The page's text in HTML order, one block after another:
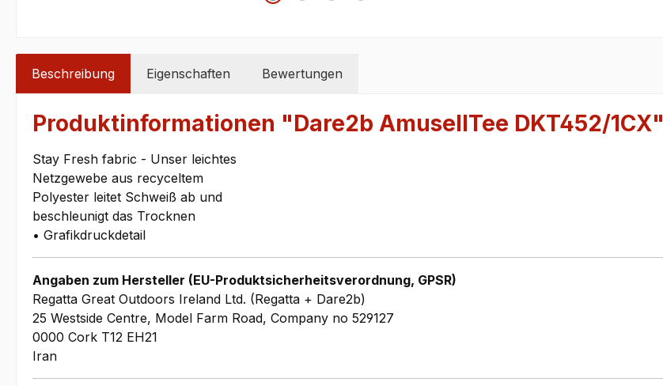
Beschreibung Eigenschaften Bewertungen
Produktinformationen "Dare2b AmuseIITee DKT452/1CX"
Stay Fresh fabric - Unser leichtes
Netzgewebe aus recyceltem
Polyester leitet Schweiß ab und
beschleunigt das Trocknen
• Grafikdruckdetail
Angaben zum Hersteller (EU-Produktsicherheitsverordnung, GPSR)
Regatta Great Outdoors Ireland Ltd. (Regatta + Dare2b)
25 Westside Centre, Model Farm Road, Company no 529127
0000 Cork T12 EH21
Iran